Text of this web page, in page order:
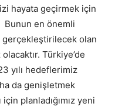
hayata geçirmek için
Bunun en önemli
gerçekleştirilecek olan
olacaktır. Türkiye’de
yılı hedeflerimiz
da genişletmek
planladığımız yeni